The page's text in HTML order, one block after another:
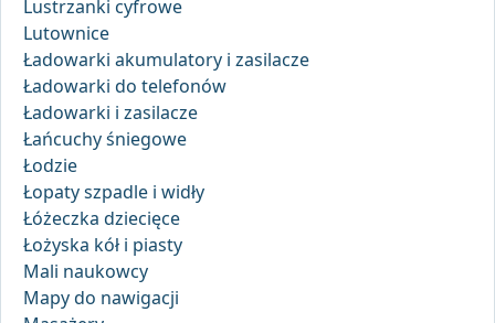
Lustrzanki cyfrowe
Lutownice
Ładowarki akumulatory i zasilacze
Ładowarki do telefonów
Ładowarki i zasilacze
Łańcuchy śniegowe
Łodzie
Łopaty szpadle i widły
Łóżeczka dziecięce
Łożyska kół i piasty
Mali naukowcy
Mapy do nawigacji